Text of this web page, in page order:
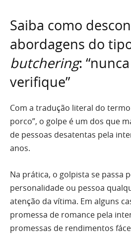
Saiba como
abordagens do
butchering:
verifique”
Com a tradução literal do
porco”, o golpe é um dos que
de pessoas desatentas pela
anos.
Na prática, o golpista se passa
personalidade ou pessoa
atenção da vítima. Em alguns
promessa de romance pela
promessas de rendimentos